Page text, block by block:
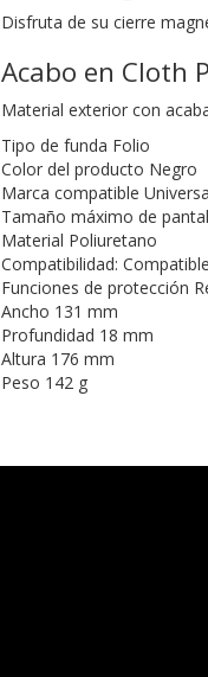
Disfruta de su cierre
Acabo en Cloth
Material exterior con
Tipo de funda Folio
Color del producto Negro
Marca compatible
Tamaño máximo de
Material Poliuretano
Compatibilidad:
Funciones de protección
Ancho 131 mm
Profundidad 18 mm
Altura 176 mm
Peso 142 g